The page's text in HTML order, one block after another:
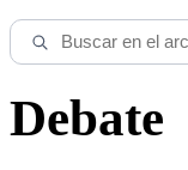
Debate